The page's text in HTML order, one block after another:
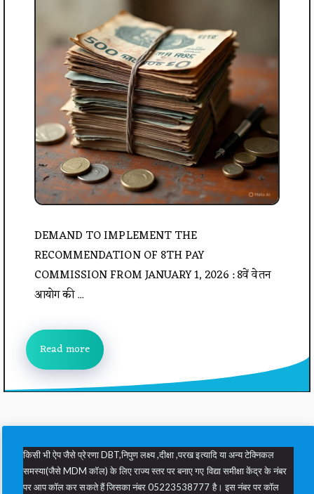
DEMAND TO IMPLEMENT THE
RECOMMENDATION OF 8TH PAY
COMMISSION FROM JANUARY 1, 2026 : 8वें वेतन
आयोग की ...
Read more
किसी भी ऐप जैसे प्रेरणा DBT,निपुण लक्ष्य ,दीक्षा ,परख इत्यादि या अन्य टेक्निकल
समस्या(जैसे MDM कॉल) के लिए राज्य स्तर पर बनाए गए विद्या समीक्षा केंद्र के नंबर
पर आप कॉल कर सकते हैं जिसका नंबर 05223538777 है। इस नंबर पर कॉल